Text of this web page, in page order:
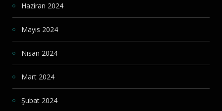
Haziran 2024
Mayıs 2024
Nisan 2024
Mart 2024
Şubat 2024